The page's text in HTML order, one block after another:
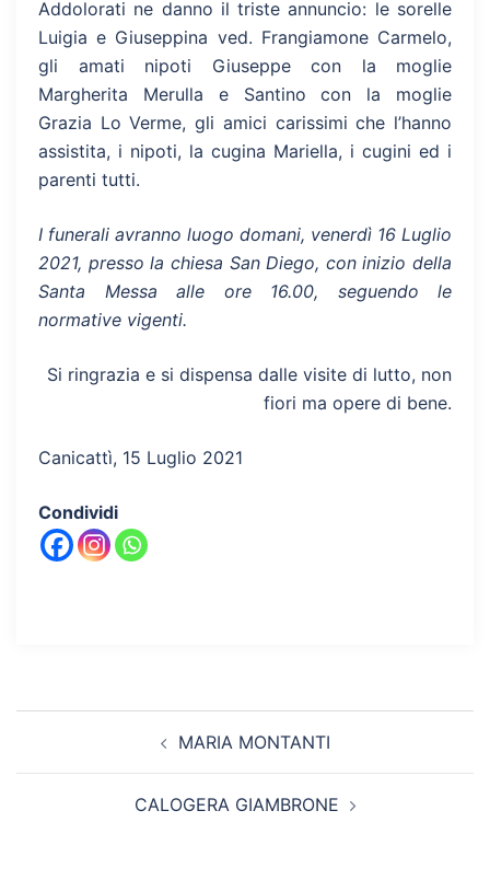
Addolorati ne danno il triste annuncio: le sorelle
Luigia e Giuseppina ved. Frangiamone Carmelo,
gli amati nipoti Giuseppe con la moglie
Margherita Merulla e Santino con la moglie
Grazia Lo Verme, gli amici carissimi che l’hanno
assistita, i nipoti, la cugina Mariella, i cugini ed i
parenti tutti.
I funerali avranno luogo domani, venerdì 16 Luglio
2021, presso la chiesa San Diego, con inizio della
Santa Messa alle ore 16.00, seguendo le
normative vigenti.
Si ringrazia e si dispensa dalle visite di lutto, non
fiori ma opere di bene.
Canicattì, 15 Luglio 2021
Condividi
MARIA MONTANTI
CALOGERA GIAMBRONE